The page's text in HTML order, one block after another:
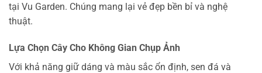
tại Vu Garden. Chúng mang lại vẻ đẹp bền bỉ và nghệ
thuật.
Lựa Chọn Cây Cho Không Gian Chụp Ảnh
Với khả năng giữ dáng và màu sắc ổn định, sen đá và